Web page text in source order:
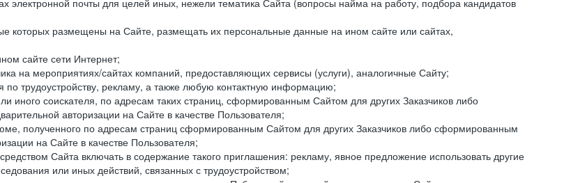
почты для целей иных, нежели тематика Сайта (вопросы найма на работу, подбора кандидатов
которых размещены на Сайте, размещать их персональные данные на ином сайте или сайтах,
сайте сети Интернет;
на мероприятиях/сайтах компаний, предоставляющих сервисы (услуги), аналогичные Сайту;
трудоустройству, рекламу, а также любую контактную информацию;
иного соискателя, по адресам таких страниц, сформированным Сайтом для других Заказчиков либо
авторизации на Сайте в качестве Пользователя;
полученного по адресам страниц сформированным Сайтом для других Заказчиков либо сформированным
на Сайте в качестве Пользователя;
Сайта включать в содержание такого приглашения: рекламу, явное предложение использовать другие
или иных действий, связанных с трудоустройством;